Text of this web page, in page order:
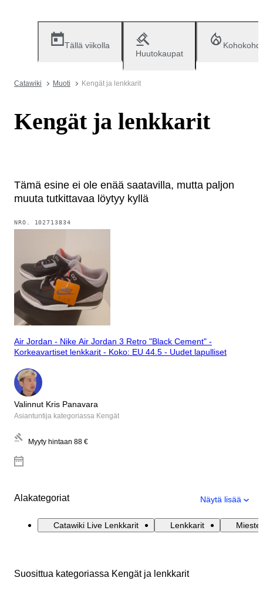
Tällä viikolla
Huutokaupat
Catawiki Muoti Kengät ja lenkkarit
Kengät ja lenkkarit
Tämä esine ei ole enää saatavilla, mutta paljon
muuta tutkittavaa löytyy kyllä
NRO. 102713834
Air Jordan - Nike Air Jordan 3 Retro "Black Cement" -
Korkeavartiset lenkkarit - Koko: EU 44.5 - Uudet lapulliset
Valinnut Kris Panavara
Asiantuntija kategoriassa Kengät
Myyty hintaan 88 €
Alakategoriat Näytä lisää
Catawiki Live Lenkkarit Lenkkarit
Suosittua kategoriassa Kengät ja lenkkarit